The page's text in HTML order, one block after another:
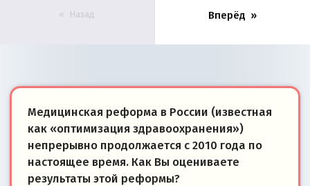
Назад Вперёд
Медицинская реформа в России (известная
как «оптимизация здравоохранения»)
непрерывно продолжается с 2010 года по
настоящее время. Как Вы оцениваете
результаты этой реформы?